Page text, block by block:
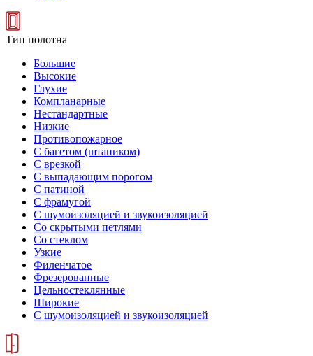
Тип полотна
Большие
Высокие
Глухие
Компланарные
Нестандартные
Низкие
Противопожарное
С багетом (штапиком)
С врезкой
С выпадающим порогом
С патиной
С фрамугой
С шумоизоляцией и звукоизоляцией
Со скрытыми петлями
Со стеклом
Узкие
Филенчатое
Фрезерованные
Цельностеклянные
Широкие
С шумоизоляцией и звукоизоляцией